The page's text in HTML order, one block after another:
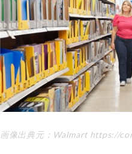
画像出典元：Walmart https://